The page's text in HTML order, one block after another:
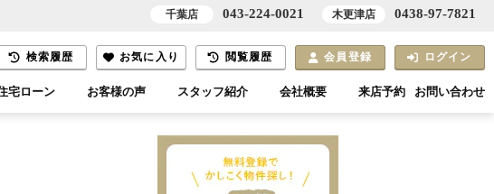
検索履歴 お気に入り 閲覧履歴 会員登録 ログイン
宅ローン お客様の声 スタッフ紹介 会社概要 来店予約 お問い合わせ
千葉店 043-224-0021 木更津店 0438-97-7821